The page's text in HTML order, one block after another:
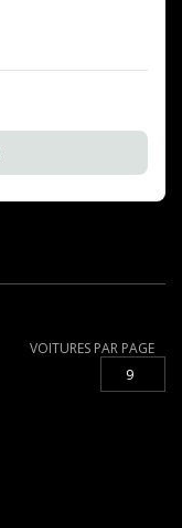
VOITURES PAR PAGE
9